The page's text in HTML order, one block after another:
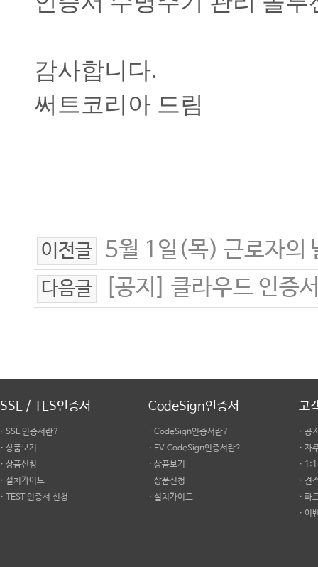
감사합니다.
써트코리아 드림
이전글 5월 1일(목) 근로자의
다음글 [공지] 클라우드 인증
SSL / TLS인증서
· SSL 인증서란?
· 상품보기
· 상품신청
· 설치가이드
· TEST 인증서 신청
CodeSign인증서
· CodeSign인증서란?
· EV CodeSign인증서란?
· 상품보기
· 상품신청
· 설치가이드
고
· 공
· 자
·
· 견
· 파
· 이